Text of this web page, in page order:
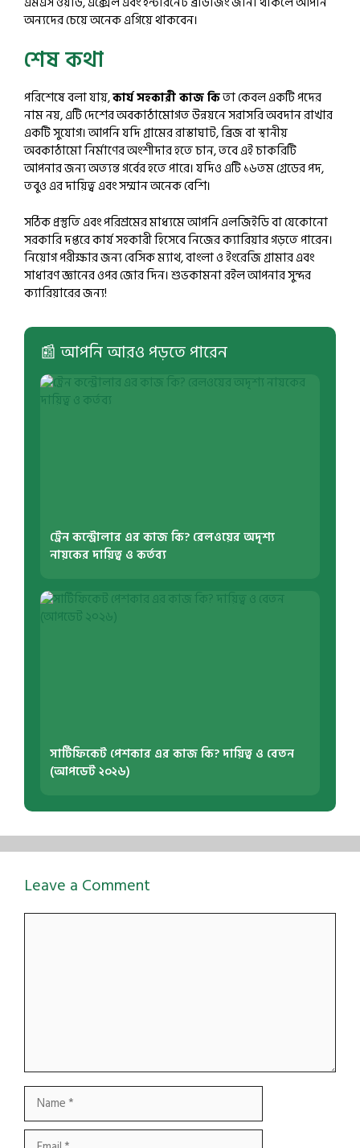
অন্যদের চেয়ে অনেক এগিয়ে থাকবেন।
শেষ কথা
পরিশেষে বলা যায়,কার্য সহকারী কাজ কিতা কেবল একটি পদের
নাম নয়, এটি দেশের অবকাঠামোগত উন্নয়নে সরাসরি অবদান রাখার
একটি সুযোগ। আপনি যদি গ্রামের রাস্তাঘাট, ব্রিজ বা স্থানীয়
অবকাঠামো নির্মাণের অংশীদার হতে চান, তবে এই চাকরিটি
আপনার জন্য অত্যন্ত গর্বের হতে পারে। যদিও এটি ১৬তম গ্রেডের পদ,
তবুও এর দায়িত্ব এবং সম্মান অনেক বেশি।
সঠিক প্রস্তুতি এবং পরিশ্রমের মাধ্যমে আপনি এলজিইডি বা যেকোনো
সরকারি দপ্তরে কার্য সহকারী হিসেবে নিজের ক্যারিয়ার গড়তে পারেন।
নিয়োগ পরীক্ষার জন্য বেসিক ম্যাথ, বাংলা ও ইংরেজি গ্রামার এবং
সাধারণ জ্ঞানের ওপর জোর দিন। শুভকামনা রইল আপনার সুন্দর
ক্যারিয়ারের জন্য!
📰 আপনি আরও পড়তে পারেন
ট্রেন কন্ট্রোলার এর কাজ কি? রেলওয়ের অদৃশ্য
নায়কের দায়িত্ব ও কর্তব্য
সার্টিফিকেট পেশকার এর কাজ কি? দায়িত্ব ও বেতন
(আপডেট ২০২৬)
Leave a Comment
Comment
Name
Email